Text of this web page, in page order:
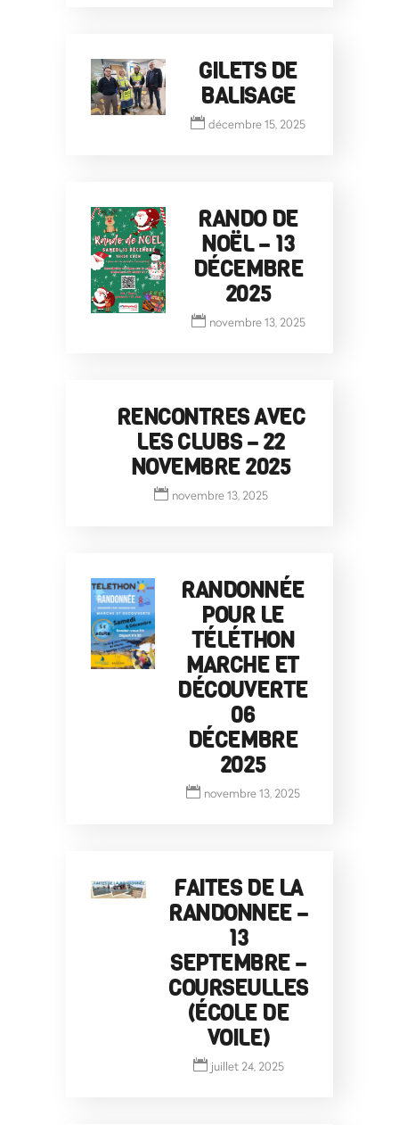
GILETS DE
BALISAGE
décembre 15, 2025
RANDO DE
NOËL – 13
DÉCEMBRE
2025
novembre 13, 2025
RENCONTRES AVEC
LES CLUBS – 22
NOVEMBRE 2025
novembre 13, 2025
RANDONNÉE
POUR LE
TÉLÉTHON
MARCHE ET
DÉCOUVERTE
06
DÉCEMBRE
2025
novembre 13, 2025
FAITES DE LA
RANDONNEE –
13
SEPTEMBRE –
COURSEULLES
(ÉCOLE DE
VOILE)
juillet 24, 2025